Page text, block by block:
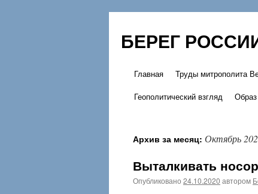
БЕРЕГ
Перейти
Главная Труды митрополита
Геополитический взгляд
Архив за месяц: Октябрь
Выталкивать
Опубликовано 24.10.2020 автором